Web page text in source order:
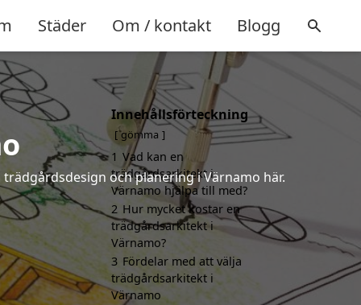
Städer Om / kontakt Blogg
och planering i Värnamo här.
Innehållsförteckning
gömma
1 Vad kan en
trädgårdsarkitekt i
Värnamo hjälpa till med?
2 Hur mycket kostar en
trädgårdsarkitekt i
Värnamo?
3 Fördelar med att välja
trädgårdsarkitekt i
Värnamo